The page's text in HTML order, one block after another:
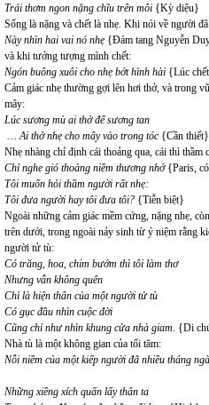
Trái thơm ngon nặng chĩu trên môi {Kỳ diệu}
Sống là nặng và chết là nhẹ. Khi nói về người
Này nhìn hai vai nó nhẹ {Đám tang Nguyễn
và khi tưởng tượng mình chết:
Ngón buông xuôi cho nhẹ bớt hình hài {Lúc
Cảm giác nhẹ thường gợi lên hơi thở, và trong
mây:
Lúc sương mù ai thở để sương tan
… Ai thở nhẹ cho mây vào trong tóc{Cần thiết}
Nhẹ nhàng chỉ định cái thoảng qua, cái thì thầm
Chỉ nghe gió thoảng niềm thương nhớ{Paris,
Tôi muốn hỏi thầm người rất nhẹ:
Tôi đưa người hay tôi đưa tôi? {Tiễn biệt}
Ngoài những cảm giác mềm cứng, nặng nhẹ,
trên dưới, trong ngoài nảy sinh từ ý niệm rằng
người tử tù:
Có trăng, hoa, chim bướm thì tôi làm thơ
Nhưng vẫn không quên
Chỉ là hiện thân của một người tử tù
Có gục đầu nhìn cuộc đời
Cũng chỉ như nhìn khung cửa nhà giam. {Di
Nhà tù là một không gian của tối tăm:
Nỗi niềm của một kiếp người đã nhiều tháng
Những xiềng xích quấn lấy thân ta